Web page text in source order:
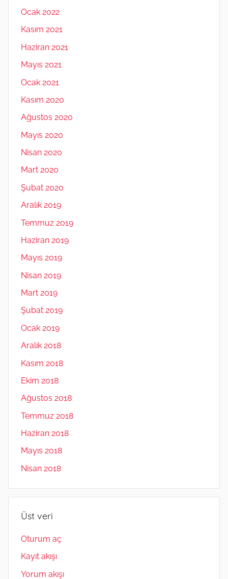
Ocak 2022
Kasım 2021
Haziran 2021
Mayıs 2021
Ocak 2021
Kasım 2020
Ağustos 2020
Mayıs 2020
Nisan 2020
Mart 2020
Şubat 2020
Aralık 2019
Temmuz 2019
Haziran 2019
Mayıs 2019
Nisan 2019
Mart 2019
Şubat 2019
Ocak 2019
Aralık 2018
Kasım 2018
Ekim 2018
Ağustos 2018
Temmuz 2018
Haziran 2018
Mayıs 2018
Nisan 2018
Üst veri
Oturum aç
Kayıt akışı
Yorum akışı